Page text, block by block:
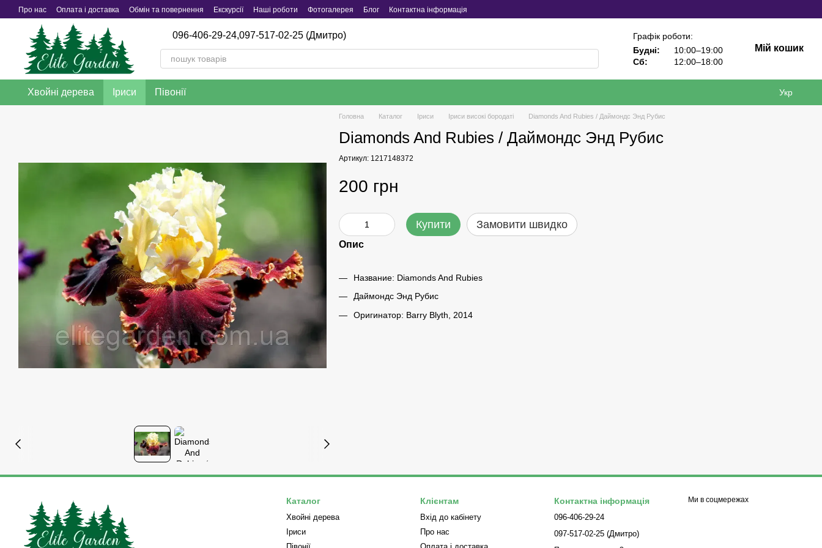
Перейти до основного контенту
Про нас Оплата і доставка Обмін та повернення Екскурсії Наші роботи Фотогалерея Блог Контактна інформація
096-406-29-24,097-517-02-25 (Дмитро)
Графік роботи:
Будні:
10:00–19:00
Сб:
12:00–18:00
Мій кошик
Хвойні дерева Iриси Півонії Укр
Головна Каталог Iриси Іриси високі бородаті Diamonds And Rubies / Даймондс Энд Рубис
Diamonds And Rubies / Даймондс Энд Рубис
Артикул: 1217148372
200 грн
Купити Замовити швидко
Опис
Название: Diamonds And Rubies
Даймондс Энд Рубис
Оригинатор: Barry Blyth, 2014
Каталог
Хвойні дерева
Iриси
Клієнтам
Вхід до кабінету
Про нас
Контактна інформація
096-406-29-24
097-517-02-25 (Дмитро)
Ми в соцмережах